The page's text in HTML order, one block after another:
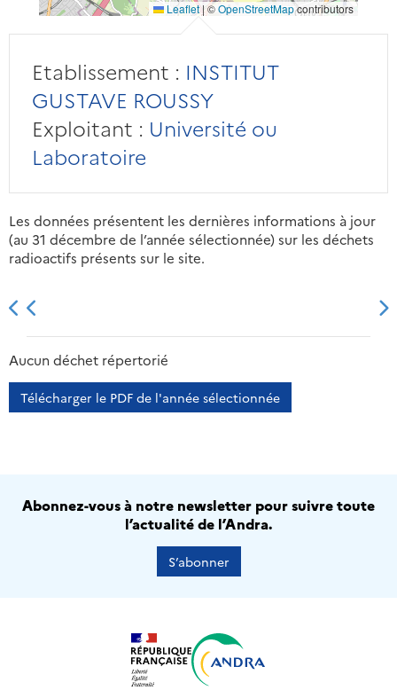
Leaflet |©OpenStreetMapcontributors
Etablissement : INSTITUT
GUSTAVE ROUSSY
Exploitant : Université ou
Laboratoire
Les données présentent les dernières informations à jour
(au 31 décembre de l’année sélectionnée) sur les déchets
radioactifs présents sur le site.
2013 2014
Aucun déchet répertorié
Télécharger le PDF de l'année sélectionnée
Abonnez-vous à notre newsletter pour suivre toute
l’actualité de l’Andra.
S’abonner